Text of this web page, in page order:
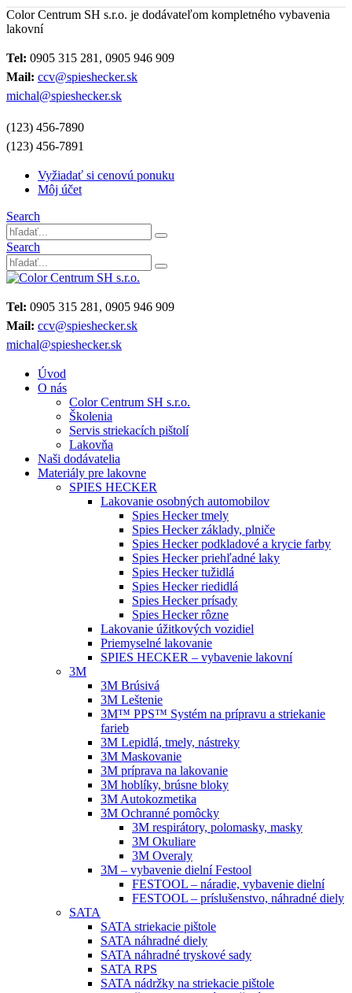
Color Centrum SH s.r.o. je dodávateľom kompletného vybavenia
lakovní
Tel: 0905 315 281, 0905 946 909
Mail: ccv@spieshecker.sk
michal@spieshecker.sk
(123) 456-7890
(123) 456-7891
Vyžiadať si cenovú ponuku
Môj účet
Search
Search
Tel: 0905 315 281, 0905 946 909
Mail: ccv@spieshecker.sk
michal@spieshecker.sk
Úvod
O nás
Color Centrum SH s.r.o.
Školenia
Servis striekacích pištolí
Lakovňa
Naši dodávatelia
Materiály pre lakovne
SPIES HECKER
Lakovanie osobných automobilov
Spies Hecker tmely
Spies Hecker základy, plniče
Spies Hecker podkladové a krycie farby
Spies Hecker priehľadné laky
Spies Hecker tužidlá
Spies Hecker riedidlá
Spies Hecker prísady
Spies Hecker rôzne
Lakovanie úžitkových vozidiel
Priemyselné lakovanie
SPIES HECKER – vybavenie lakovní
3M
3M Brúsivá
3M Leštenie
3M™ PPS™ Systém na prípravu a striekanie
farieb
3M Lepidlá, tmely, nástreky
3M Maskovanie
3M príprava na lakovanie
3M hoblíky, brúsne bloky
3M Autokozmetika
3M Ochranné pomôcky
3M respirátory, polomasky, masky
3M Okuliare
3M Overaly
3M – vybavenie dielní Festool
FESTOOL – náradie, vybavenie dielní
FESTOOL – príslušenstvo, náhradné diely
SATA
SATA striekacie pištole
SATA náhradné diely
SATA náhradné tryskové sady
SATA RPS
SATA nádržky na striekacie pištole